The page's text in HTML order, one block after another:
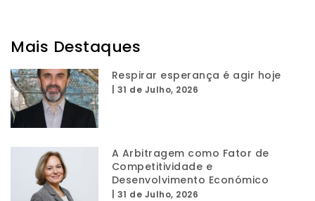
Mais Destaques
Respirar esperança é agir hoje
31 de Julho, 2026
A Arbitragem como Fator de
Competitividade e
Desenvolvimento Económico
31 de Julho, 2026